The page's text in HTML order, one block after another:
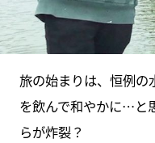
旅の始まりは、恒例の
を飲んで和やかに…と
らが炸裂？